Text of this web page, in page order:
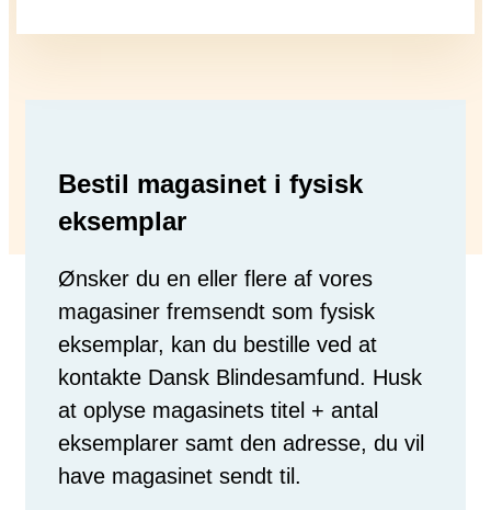
Bestil magasinet i fysisk
eksemplar
Ønsker du en eller flere af vores
magasiner fremsendt som fysisk
eksemplar, kan du bestille ved at
kontakte Dansk Blindesamfund. Husk
at oplyse magasinets titel + antal
eksemplarer samt den adresse, du vil
have magasinet sendt til.